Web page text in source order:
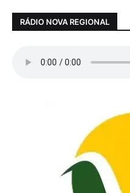
RÁDIO NOVA REGIONAL